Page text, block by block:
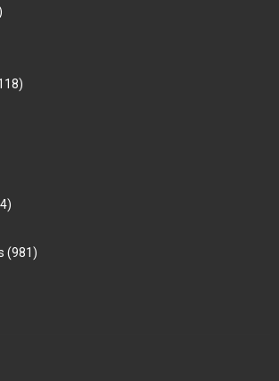
(981)